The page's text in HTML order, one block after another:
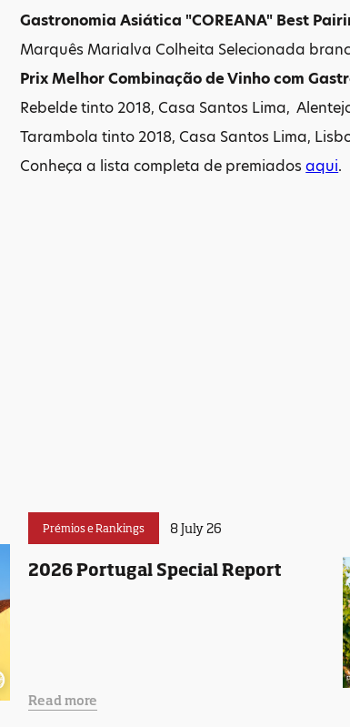
Gastronomia Asiática "COREANA" Best
Marquês Marialva Colheita Selecionada
Prix Melhor Combinação de Vinho com
Rebelde tinto 2018, Casa Santos Lima,
Tarambola tinto 2018, Casa Santos Lima,
Conheça a lista completa de premiadosaqui.
Prémios e Rankings 8 July 26
2026 Portugal Special Report
Read more